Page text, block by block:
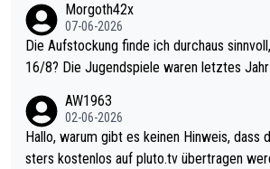
Morgoth42x
07-06-2026
Die Aufstockung finde ich durchaus
16/8? Die Jugendspiele waren letztes Jahr durchaus sehr kurz
Allerdings ist Mitchell Lawrie als Nummer 1 der Welt eh qualifi
ziert. Somit ändert die automatische
sters erstmal nichts. Ich denke sie wollen damit für nächstes J
AW1963
02-06-2026
Hallo, warum gibt es keinen Hinweis, dass die Nordic Darts Ma
sters kostenlos auf pluto.tv übertragen